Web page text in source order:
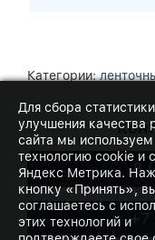
Категории:
8
+7
Для сбора
улучшения качества
сайта мы используем
технологию cookie и
Яндекс Метрика.
кнопку «Принять»,
соглашаетесь с
этих технологий и